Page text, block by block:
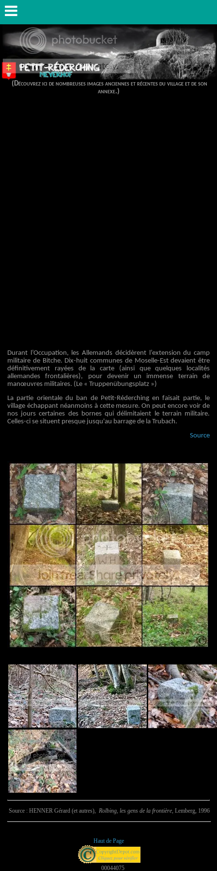
(Découvrez ici de nombreuses images anciennes et récentes du village et de son
annexe.)
Durant l’Occupation, les Allemands décidèrent l’extension du camp
militaire de Bitche. Dix-huit communes de Moselle-Est devaient être
définitivement rayées de la carte (ainsi que quelques localités
allemandes frontalières), pour devenir un immense terrain de
manœuvres militaires. (Le « Truppenübungsplatz »)
La partie orientale du ban de Petit-Réderching en faisait partie, le
village échappant néanmoins à cette mesure. On peut encore voir de
nos jours certaines des bornes qui délimitaient le terrain militaire.
Celles-ci se situent presque jusqu'au barrage de la Trubach.
Source
Source : HENNER Gérard (et autres), Rolbing, les gens de la frontière, Lemberg, 1996
Haut de Page
00044075